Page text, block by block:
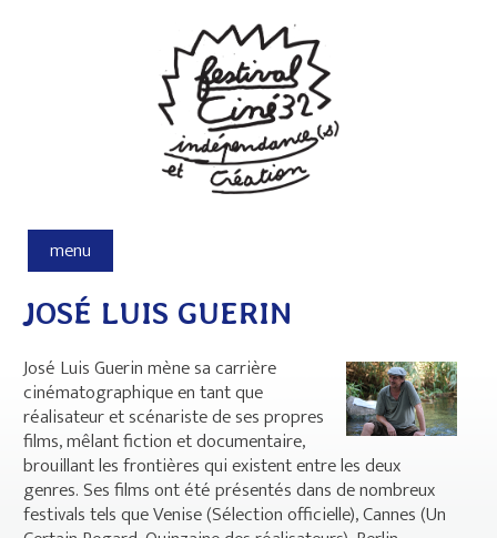
menu
JOSÉ LUIS GUERIN
José Luis Guerin mène sa carrière
cinématographique en tant que
réalisateur et scénariste de ses propres
films, mêlant fiction et documentaire,
brouillant les frontières qui existent entre les deux
genres. Ses films ont été présentés dans de nombreux
festivals tels que Venise (Sélection officielle), Cannes (Un